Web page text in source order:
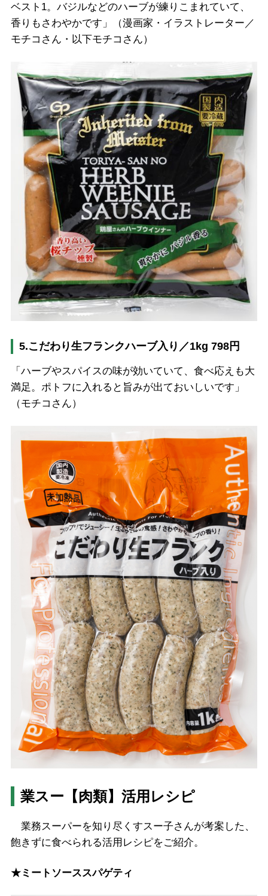
ベスト1。バジルなどのハーブが練りこまれていて、
香りもさわやかです」（漫画家・イラストレーター／
モチコさん・以下モチコさん）
5.こだわり生フランクハーブ入り／1kg 798円
「ハーブやスパイスの味が効いていて、食べ応えも大
満足。ポトフに入れると旨みが出ておいしいです」
（モチコさん）
業スー【肉類】活用レシピ
業務スーパーを知り尽くすスー子さんが考案した、
飽きずに食べられる活用レシピをご紹介。
★ミートソーススパゲティ